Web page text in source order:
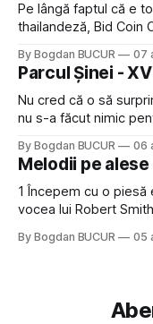
Pe lângă faptul că e
thailandeză, Bid Coin
lăsat rece la prima
By Bogdan BUCUR 07
Parcul Șinei -
Nu cred că o să
nu s-a făcut nimic
timp pui și latră prin
avut, în schimb, o belea
By Bogdan BUCUR 06
Melodii pe
1 Începem cu o
vocea lui Robert
a dovedit că
By Bogdan BUCUR 05